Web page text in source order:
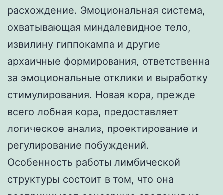
расхождение. Эмоциональная система,
охватывающая миндалевидное тело,
извилину гиппокампа и другие
архаичные формирования, ответственна
за эмоциональные отклики и выработку
стимулирования. Новая кора, прежде
всего лобная кора, предоставляет
логическое анализ, проектирование и
регулирование побуждений.
Особенность работы лимбической
структуры состоит в том, что она